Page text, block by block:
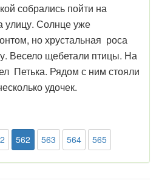
собрались пойти на
Солнце уже
но хрустальная роса
Весело щебетали птицы. На
Петька. Рядом с ним стояли
удочек.
562 563 564 565